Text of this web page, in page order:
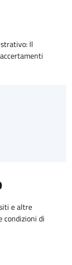
Il
e altre
condizioni di